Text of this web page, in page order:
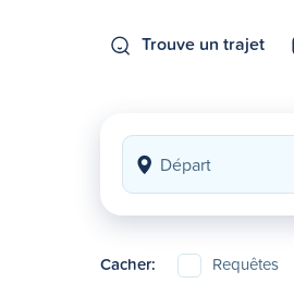
Trouve un trajet
Cacher: Requêtes